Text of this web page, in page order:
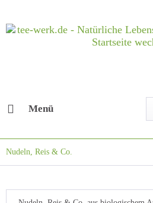
Menü
Nudeln, Reis & Co.